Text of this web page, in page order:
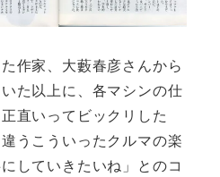
作家、大藪春彦さんから
た以上に、各マシンの仕
直いってビックリした
うこういったクルマの楽
していきたいね」とのコ